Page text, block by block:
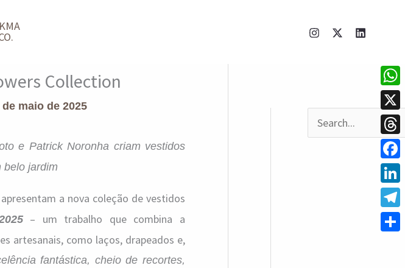
Collection
de maio de 2025
e Patrick Noronha criam vestidos
belo jardim
apresentam a nova coleção de vestidos
– um trabalho que combina a
artesanais, como laços, drapeados e,
fantástica, cheio de recortes,
X